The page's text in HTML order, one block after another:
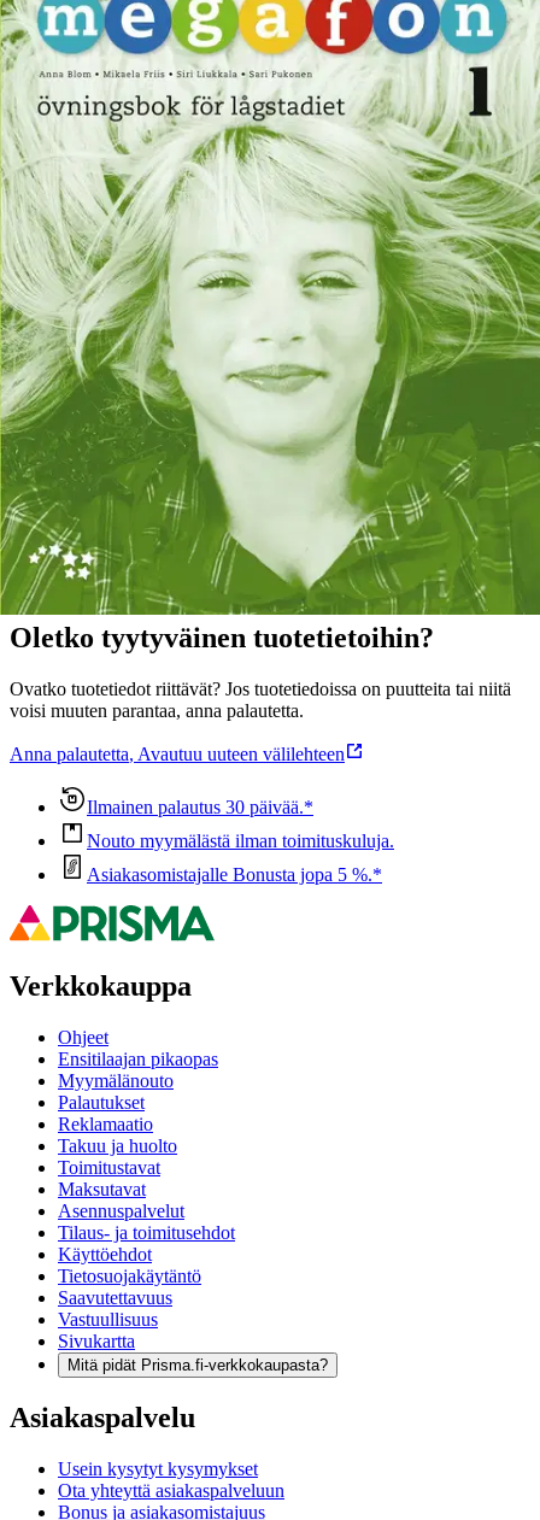
Ei saatavilla
Tuotekuvaus
Megafon 1 harjoituskirja alakouluun sisältää runsaasti toiminnallisia
tehtäviä ja yhdessä tekemistä - olennaista on viestinnällisyys ja
oppijan oma aktiivisuus. Kirjassa on selkeä rakenne ja runsaasti
tehtäviä erilaisille oppijatyypeille. Kappaleen alussa olevat
viritystehtävät sekä ennakoivat sanastotehtävät johdattavat
aiheeseen. Tehtävät etenevät perustehtävistä vaativampiin. Selkeästi
merkityt ylöspäin eriyttävät tehtävät antavat haastetta nopeille
oppijoille.
Oppilaiden omiin mieltymyksiin perustuvat
tiedonhakutehtävät innostavat ja tutustuttavat ruotsalaiseen ja
suomenruotsalaiseen kulttuuriin.
Näytä lisää tuotekuvausta
Ominaisuudet
Oletko tyytyväinen tuotetietoihin?
Ovatko tuotetiedot riittävät? Jos tuotetiedoissa on puutteita tai niitä
voisi muuten parantaa, anna palautetta.
Anna palautetta, Avautuu uuteen välilehteen
Ilmainen palautus 30 päivää.*
Nouto myymälästä ilman toimituskuluja.
Asiakasomistajalle Bonusta jopa 5 %.*
Verkkokauppa
Ohjeet
Ensitilaajan pikaopas
Myymälänouto
Palautukset
Reklamaatio
Takuu ja huolto
Toimitustavat
Maksutavat
Asennuspalvelut
Tilaus- ja toimitusehdot
Käyttöehdot
Tietosuojakäytäntö
Saavutettavuus
Vastuullisuus
Sivukartta
Mitä pidät Prisma.fi-verkkokaupasta?
Asiakaspalvelu
Usein kysytyt kysymykset
Ota yhteyttä asiakaspalveluun
Bonus ja asiakasomistajuus